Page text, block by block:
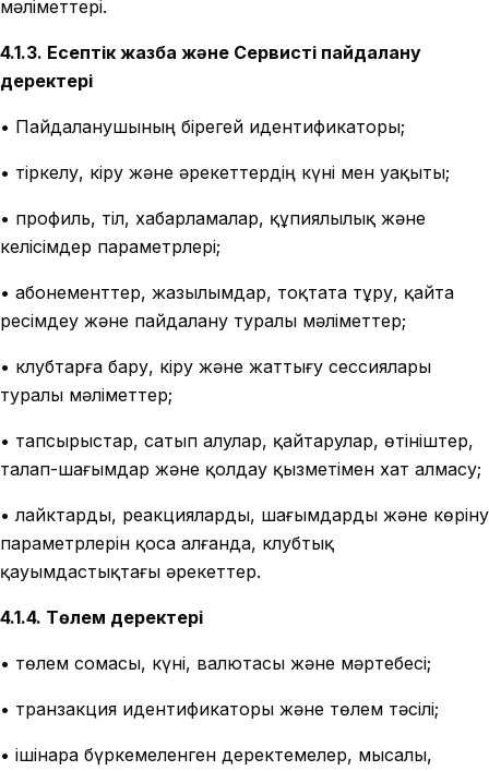
мәліметтері.
4.1.3. Есептік жазба және Сервисті пайдалану
деректері
• Пайдаланушының бірегей идентификаторы;
• тіркелу, кіру және әрекеттердің күні мен уақыты;
• профиль, тіл, хабарламалар, құпиялылық және
келісімдер параметрлері;
• абонементтер, жазылымдар, тоқтата тұру, қайта
ресімдеу және пайдалану туралы мәліметтер;
• клубтарға бару, кіру және жаттығу сессиялары
туралы мәліметтер;
• тапсырыстар, сатып алулар, қайтарулар, өтініштер,
талап-шағымдар және қолдау қызметімен хат алмасу;
• лайктарды, реакцияларды, шағымдарды және көріну
параметрлерін қоса алғанда, клубтық
қауымдастықтағы әрекеттер.
4.1.4. Төлем деректері
• төлем сомасы, күні, валютасы және мәртебесі;
• транзакция идентификаторы және төлем тәсілі;
• ішінара бүркемеленген деректемелер, мысалы,